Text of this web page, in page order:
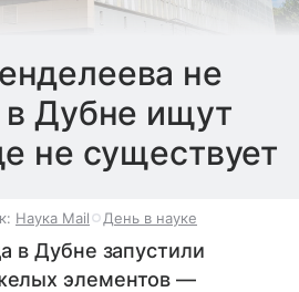
не
в Дубне ищут
не существует
Наука Mail День в науке
в Дубне запустили
элементов —